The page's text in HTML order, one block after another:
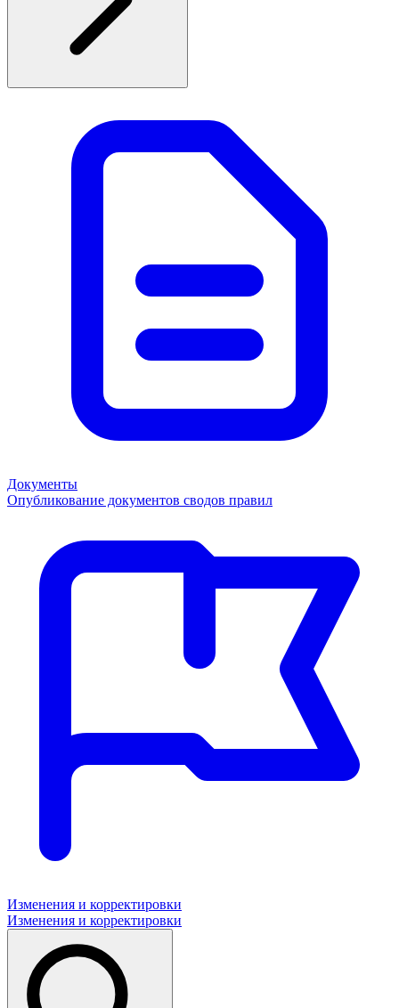
Документы
Опубликование документов сводов правил
Изменения и корректировки
Изменения и корректировки